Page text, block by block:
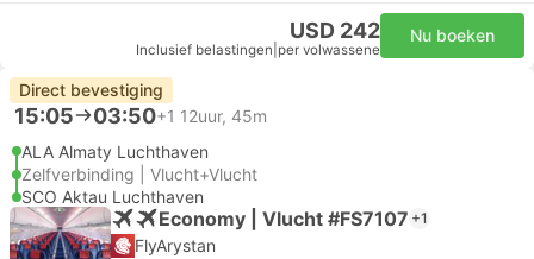
USD 242
Inclusief belastingen per volwassene
Nu boeken
Direct bevestiging
15:05 03:50+1 12uur, 45m
ALA Almaty Luchthaven
Zelfverbinding | Vlucht+Vlucht
SCO Aktau Luchthaven
Economy | Vlucht #FS7107 +1
FlyArystan